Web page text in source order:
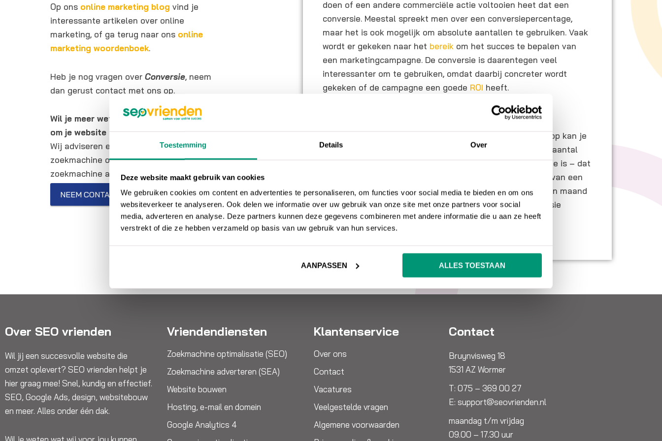
Toestemming Details Over
Deze website maakt gebruik van cookies
We gebruiken cookies om content en advertenties te personaliseren, om functies voor social media te bieden en om ons
websiteverkeer te analyseren. Ook delen we informatie over uw gebruik van onze site met onze partners voor social
media, adverteren en analyse. Deze partners kunnen deze gegevens combineren met andere informatie die u aan ze heeft
verstrekt of die ze hebben verzameld op basis van uw gebruik van hun services.
AANPASSEN ALLES TOESTAAN
Op ons online marketing blog vind je
interessante artikelen over online
marketing, of ga terug naar ons online
marketing woordenboek.
Heb je nog vragen over Conversie, neem
dan gerust contact met ons op.
Wil je meer weten over online marketing
om je website beter vindbaar te maken?
Wij adviseren en helpen je graag bij SEO
zoekmachine optimalisatie en SEA
zoekmachine adverteren.
NEEM CONTACT OP
doen of een andere commerciële actie voltooien heet dat een
conversie. Meestal spreekt men over een conversiepercentage,
maar het is ook mogelijk om absolute aantallen te gebruiken. Vaak
wordt er gekeken naar het bereik om het succes te bepalen van
een marketingcampagne. De conversie is daarentegen veel
interessanter om te gebruiken, omdat daarbij concreter wordt
gekeken of de campagne een goede ROI heeft.
Het berekenen van de conversiepercentage van je webshop kan je
eenvoudig zelf doen. Deel het aantal conversies door het aantal
bezoekers. Stel wel van tevoren wat voor jou een conversie is – dat
kan van het klikken op de mailto button tot het afnemen van een
service of product zijn. Bijvoorbeeld heeft jewebsitein een maand
100 bezoekers en 10 mensen daarvan hebben een conversie
gedaan, dan is je conversiepercentage 10%.
Over SEO vrienden
Wil jij een succesvolle website die
omzet oplevert? SEO vrienden helpt je
hier graag mee! Snel, kundig en effectief.
SEO, Google Ads, design, websitebouw
en meer. Alles onder één dak.
Vriendendiensten
Zoekmachine optimalisatie (SEO)
Zoekmachine adverteren (SEA)
Website bouwen
Hosting, e-mail en domein
Google Analytics 4
Klantenservice
Over ons
Contact
Vacatures
Veelgestelde vragen
Algemene voorwaarden
Contact
Bruynvisweg 18
1531 AZ Wormer
T: 075 – 369 00 27
E: support@seovrienden.nl
maandag t/m vrijdag
09.00 – 17.30 uur